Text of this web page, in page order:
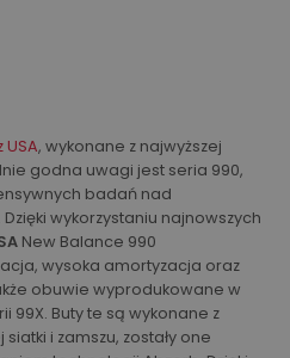
USA, wykonane z najwyższej
godna uwagi jest seria 990,
badań nad
wykorzystaniu najnowszych
New Balance 990
wysoka amortyzacja oraz
obuwie wyprodukowane w
99X. Buty te są wykonane z
i zamszu, zostały one